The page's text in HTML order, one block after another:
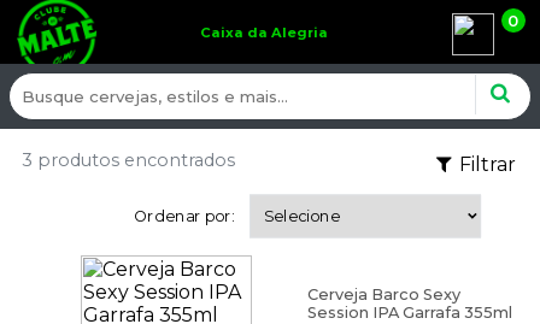
Caixa da Alegria
0
Filtrar
3 produtos encontrados
Ordenar por:
Cerveja Barco Sexy
Session IPA Garrafa 355ml